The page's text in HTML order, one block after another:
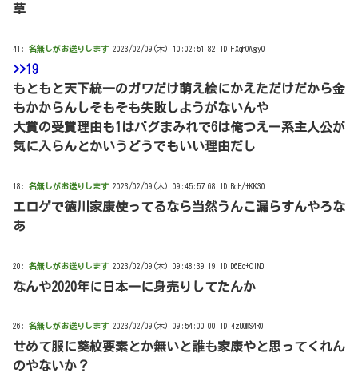
草
41: 名無しがお送りします 2023/02/09(木) 10:02:51.82 ID:FXqhOAgy0
>>19
もともと天下統一のガワだけ萌え絵にかえただけだから金
もかからんしそもそも失敗しようがないんや
大賞の受賞理由も1はバグまみれで6は俺つえー系主人公が
気に入らんとかいうどうでもいい理由だし
18: 名無しがお送りします 2023/02/09(木) 09:45:57.68 ID:BcH/+KK30
エロゲで徳川家康使ってるなら当然うんこ漏らすんやろな
あ
20: 名無しがお送りします 2023/02/09(木) 09:48:39.19 ID:D6Eo+ClN0
なんや2020年に日本一に身売りしてたんか
26: 名無しがお送りします 2023/02/09(木) 09:54:00.00 ID:4zUQMS4R0
せめて服に葵紋要素とか無いと誰も家康やと思ってくれん
のやないか？